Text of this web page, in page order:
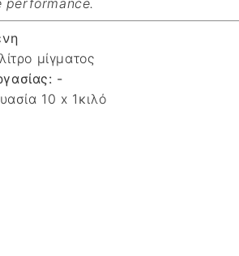
performance.
μίγματος
-
10 x 1κιλό